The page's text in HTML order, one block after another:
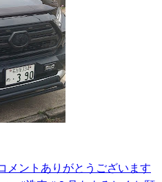
メントありがとうございます